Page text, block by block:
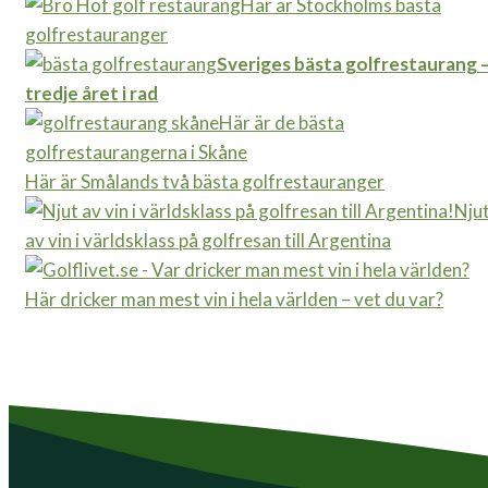
Här är Stockholms bästa
golfrestauranger
Sveriges bästa golfrestaurang
tredje året i rad
Här är de bästa
golfrestaurangerna i Skåne
Här är Smålands två bästa golfrestauranger
av vin i världsklass på golfresan till Argentina
Här dricker man mest vin i hela världen – vet du var?